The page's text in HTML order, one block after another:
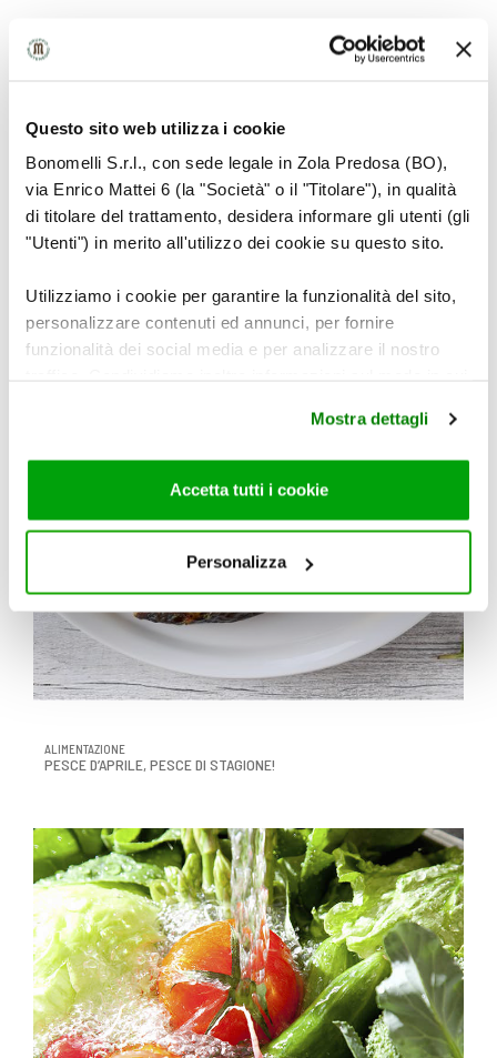
Questo sito web utilizza i cookie
Bonomelli S.r.l., con sede legale in Zola Predosa (BO),
via Enrico Mattei 6 (la "Società" o il "Titolare"), in qualità
di titolare del trattamento, desidera informare gli utenti (gli
"Utenti") in merito all'utilizzo dei cookie su questo sito.
Utilizziamo i cookie per garantire la funzionalità del sito,
personalizzare contenuti ed annunci, per fornire
funzionalità dei social media e per analizzare il nostro
di analisi dei dati web, pubblicità e social media, i quali
potrebbero combinarle con altre informazioni che ha
fornito loro o che hanno raccolto dal suo utilizzo dei loro
cookie consultare la cookie policy. Se clicchi sulla “X” per
chiudere il banner, non verranno installati cookie sul tuo
dispositivo ad eccezione di quelli necessari ai fini del
corretto funzionamento del sito.
Mostra dettagli
Accetta tutti i cookie
Personalizza
Per approfondire: Non rinunciare ai carboidrati.
LEGGI ANCHE
ALIMENTAZIONE
PESCE D’APRILE, PESCE DI STAGIONE!